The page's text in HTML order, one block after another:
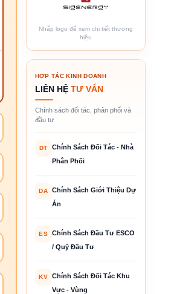
Nhấp logo để xem chi tiết thương
hiệu
HỢP TÁC KINH DOANH
LIÊN HỆ TƯ VẤN
Chính sách đối tác, phân phối và
đầu tư
DT
Chính Sách Đối Tác - Nhà
Phân Phối
DA
Chính Sách Giới Thiệu Dự
Án
ES
Chính Sách Đầu Tư ESCO
/ Quỹ Đầu Tư
KV
Chính Sách Đối Tác Khu
Vực - Vùng